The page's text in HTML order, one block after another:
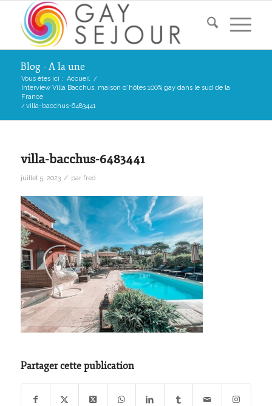
Blog - A la une
Vous êtes ici : Accueil /
Interview Villa Bacchus, maison d’hôtes 100% gay dans le sud de la
France
/ villa-bacchus-6483441
villa-bacchus-6483441
juillet 5, 2023 / par fred
Partager cette publication